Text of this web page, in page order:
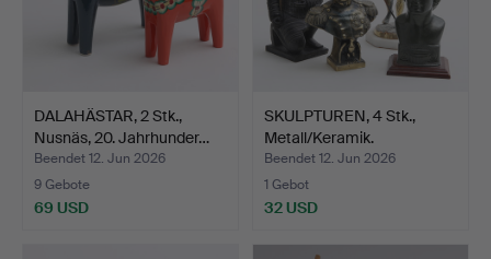
DALAHÄSTAR, 2 Stk.,
Nusnäs, 20. Jahrhunder…
Beendet 12. Jun 2026
9 Gebote
69 USD
SKULPTUREN, 4 Stk.,
Metall/Keramik.
Beendet 12. Jun 2026
1 Gebot
32 USD